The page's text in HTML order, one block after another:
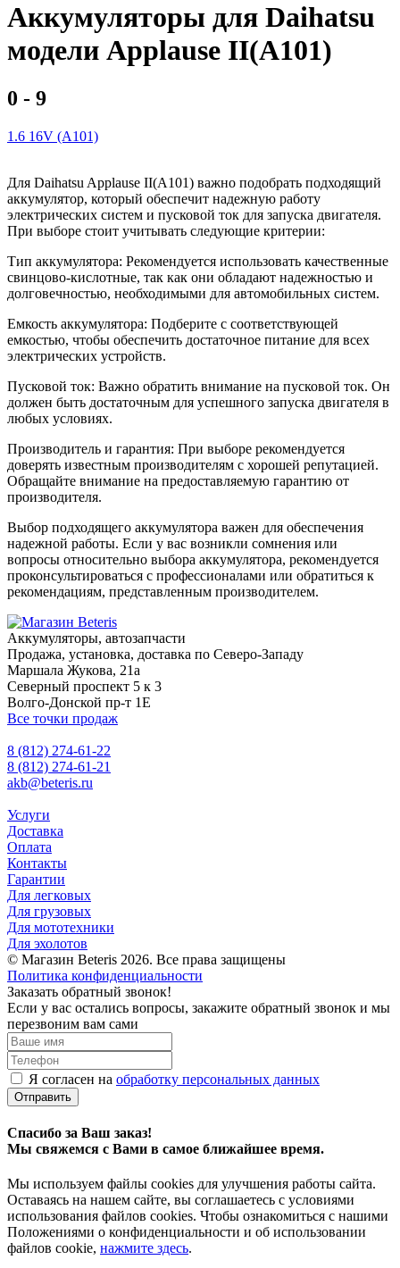
Аккумуляторы для Daihatsu
модели Applause II(A101)
0 - 9
1.6 16V (A101)
Для Daihatsu Applause II(A101) важно подобрать подходящий
аккумулятор, который обеспечит надежную работу
электрических систем и пусковой ток для запуска двигателя.
При выборе стоит учитывать следующие критерии:
Тип аккумулятора: Рекомендуется использовать качественные
свинцово-кислотные, так как они обладают надежностью и
долговечностью, необходимыми для автомобильных систем.
Емкость аккумулятора: Подберите с соответствующей
емкостью, чтобы обеспечить достаточное питание для всех
электрических устройств.
Пусковой ток: Важно обратить внимание на пусковой ток. Он
должен быть достаточным для успешного запуска двигателя в
любых условиях.
Производитель и гарантия: При выборе рекомендуется
доверять известным производителям с хорошей репутацией.
Обращайте внимание на предоставляемую гарантию от
производителя.
Выбор подходящего аккумулятора важен для обеспечения
надежной работы. Если у вас возникли сомнения или
вопросы относительно выбора аккумулятора, рекомендуется
проконсультироваться с профессионалами или обратиться к
рекомендациям, представленным производителем.
Аккумуляторы, автозапчасти
Продажа, установка, доставка по Северо-Западу
Маршала Жукова, 21а
Северный проспект 5 к 3
Волго-Донской пр-т 1Е
Все точки продаж
8 (812) 274-61-22
8 (812) 274-61-21
akb@beteris.ru
Услуги
Доставка
Оплата
Контакты
Гарантии
Для легковых
Для грузовых
Для мототехники
Для эхолотов
© Магазин Beteris 2026. Все права защищены
Политика конфиденциальности
Заказать обратный звонок!
Если у вас остались вопросы, закажите обратный звонок и мы
перезвоним вам сами
Я согласен на обработку персональных данных
Отправить
Спасибо за Ваш заказ!
Мы свяжемся с Вами в самое ближайшее время.
Мы используем файлы cookies для улучшения работы сайта.
Оставаясь на нашем сайте, вы соглашаетесь с условиями
использования файлов cookies. Чтобы ознакомиться с нашими
Положениями о конфиденциальности и об использовании
файлов cookie, нажмите здесь.